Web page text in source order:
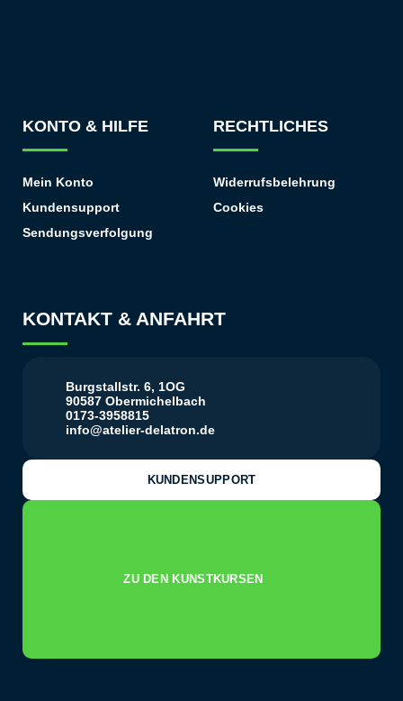
KONTO & HILFE
Mein Konto
Kundensupport
Sendungsverfolgung
RECHTLICHES
Widerrufsbelehrung
Cookies
KONTAKT & ANFAHRT
Burgstallstr. 6, 1OG
90587 Obermichelbach
0173-3958815
info@atelier-delatron.de
KUNDENSUPPORT
ZU DEN KUNSTKURSEN